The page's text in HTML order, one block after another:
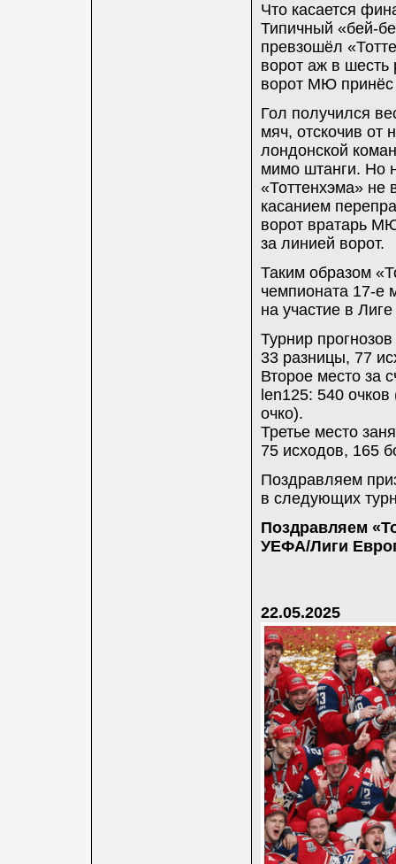
Что касается
Типичный «бей-
превзошёл
ворот аж в шесть
ворот МЮ принёс
Гол получился
мяч, отскочив от
лондонской
мимо штанги. Но
«Тоттенхэма» не
касанием
ворот вратарь
за линией ворот.
Таким образом
чемпионата 17-е
на участие в
Турнир
33 разницы, 77
Второе место за
len125: 540
очко).
Третье место
75 исходов, 165
Поздравляем
в следующих
Поздравляем
УЕФА/Лиги
22.05.2025